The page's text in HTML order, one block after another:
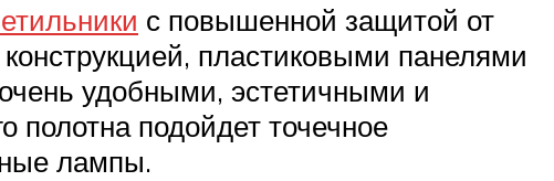
с повышенной защитой от
пластиковыми панелями
удобными, эстетичными и
полотна подойдет точечное
лампы.